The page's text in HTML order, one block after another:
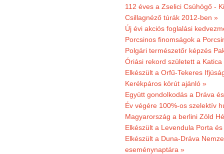
112 éves a Zselici Csühögő -
Csillagnéző túrák 2012-ben »
Új évi akciós foglalási
Porcsinos finomságok a
Polgári természetőr képzés
Óriási rekord született a Katica
Elkészült a Orfű-Tekeres
Kerékpáros körút ajánló »
Együtt gondolkodás a Dráva
Év végére 100%-os szelektív
Magyarország a berlini Zöld
Elkészült a Levendula Porta
Elkészült a Duna-Dráva
eseménynaptára »